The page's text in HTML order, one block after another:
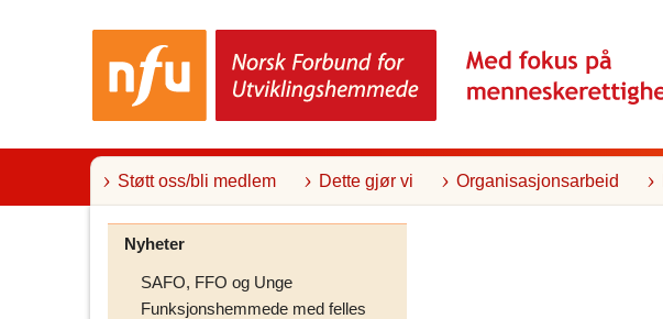
o
Støtt oss/bli medlem Dette gjør vi Organisasjonsarbeid
Nyheter
SAFO, FFO og Unge
Funksjonshemmede med felles